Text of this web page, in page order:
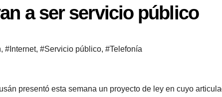
a ser servicio público
, #Internet, #Servicio público, #Telefonía
presentó esta semana un proyecto de ley en cuyo